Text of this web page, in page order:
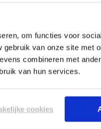
om functies voor
van onze site met
combineren met
van hun services.
cookies